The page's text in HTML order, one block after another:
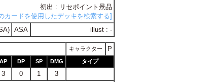
初出 : リセポイント景品
カードを使用したデッキを検索する]
ASA illust : -
キャラクター P
AP DP SP DMG タイプ
3 0 1
3